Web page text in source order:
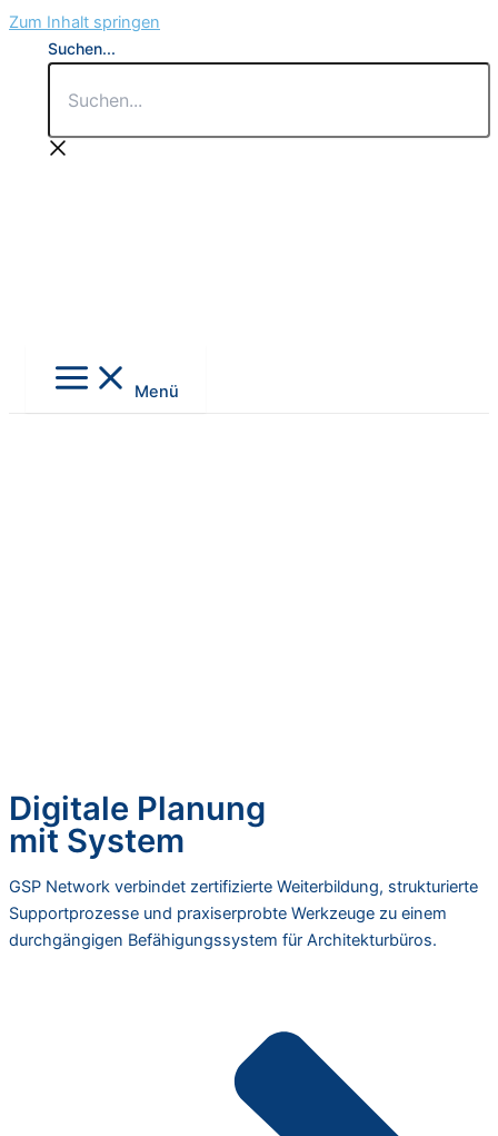
Zum Inhalt springen
Suchen...
Menü
Digitale Planung
mit System
GSP Network verbindet zertifizierte Weiterbildung, strukturierte
Supportprozesse und praxiserprobte Werkzeuge zu einem
durchgängigen Befähigungssystem für Architekturbüros.